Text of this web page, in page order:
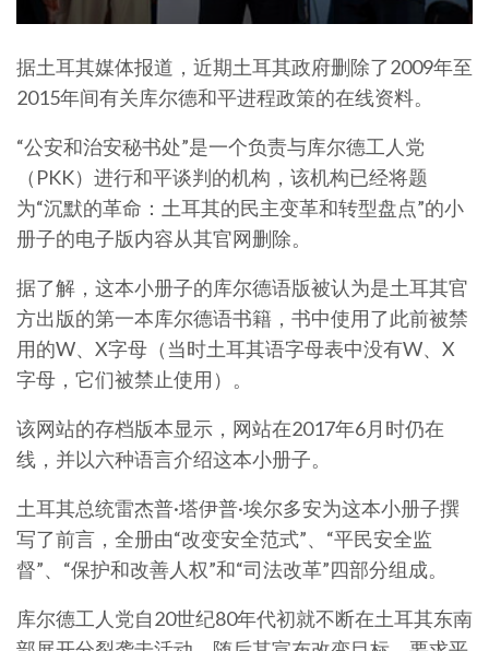
据土耳其媒体报道，近期土耳其政府删除了2009年至
2015年间有关库尔德和平进程政策的在线资料。
“公安和治安秘书处”是一个负责与库尔德工人党
（PKK）进行和平谈判的机构，该机构已经将题
为“沉默的革命：土耳其的民主变革和转型盘点”的小
册子的电子版内容从其官网删除。
据了解，这本小册子的库尔德语版被认为是土耳其官
方出版的第一本库尔德语书籍，书中使用了此前被禁
用的W、X字母（当时土耳其语字母表中没有W、X
字母，它们被禁止使用）。
该网站的存档版本显示，网站在2017年6月时仍在
线，并以六种语言介绍这本小册子。
土耳其总统雷杰普·塔伊普·埃尔多安为这本小册子撰
写了前言，全册由“改变安全范式”、“平民安全监
督”、“保护和改善人权”和“司法改革”四部分组成。
库尔德工人党自20世纪80年代初就不断在土耳其东南